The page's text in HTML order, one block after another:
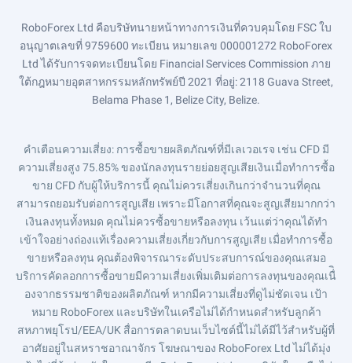
RoboForex Ltd คือบริษัทนายหน้าทางการเงินที่ควบคุมโดย FSC ใบ
อนุญาตเลขที่ 9759600 ทะเบียน หมายเลข 000001272 RoboForex
Ltd ได้รับการจดทะเบียนโดย Financial Services Commission ภาย
ใต้กฎหมายอุตสาหกรรมหลักทรัพย์ปี 2021 ที่อยู่: 2118 Guava Street,
Belama Phase 1, Belize City, Belize.
คำเตือนความเสี่ยง: การซื้อขายผลิตภัณฑ์ที่มีเลเวอเรจ เช่น CFD มี
ความเสี่ยงสูง 75.85% ของนักลงทุนรายย่อยสูญเสียเงินเมื่อทำการซื้อ
ขาย CFD กับผู้ให้บริการนี้ คุณไม่ควรเสี่ยงเกินกว่าจำนวนที่คุณ
สามารถยอมรับต่อการสูญเสีย เพราะมีโอกาสที่คุณจะสูญเสียมากกว่า
เงินลงทุนทั้งหมด คุณไม่ควรซื้อขายหรือลงทุน เว้นแต่ว่าคุณได้ทำ
เข้าใจอย่างถ่องแท้เรื่องความเสี่ยงเกี่ยวกับการสูญเสีย เมื่อทำการซื้อ
ขายหรือลงทุน คุณต้องพิจารณาระดับประสบการณ์ของคุณเสมอ
บริการคัดลอกการซื้อขายมีความเสี่ยงเพิ่มเติมต่อการลงทุนของคุณเนื่ิ
องจากธรรมชาติของผลิตภัณฑ์ หากมีความเสี่ยงที่ดูไม่ชัดเจน เป้า
หมาย RoboForex และบริษัทในเครือไม่ได้กำหนดสำหรับลูกค้า
สหภาพยุโรป/EEA/UK สื่อการตลาดบนเว็บไซต์นี้ไม่ได้มีไว้สำหรับผู้ที่
อาศัยอยู่ในสหราชอาณาจักร โฆษณาของ RoboForex Ltd ไม่ได้มุ่ง